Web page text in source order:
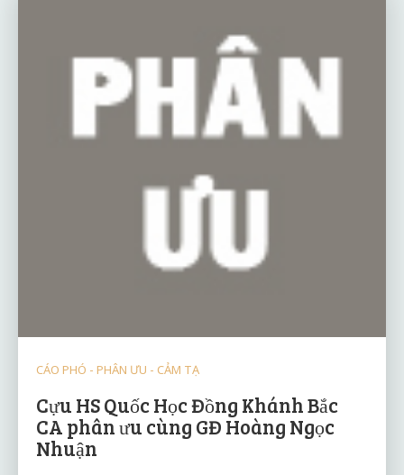
CÁO PHÓ - PHÂN ƯU - CẢM TẠ
Cựu HS Quốc Học Đồng Khánh Bắc
CA phân ưu cùng GĐ Hoàng Ngọc
Nhuận